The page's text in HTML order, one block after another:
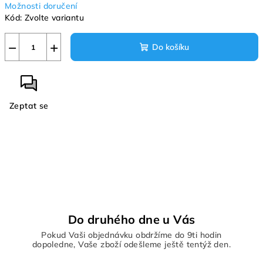
Možnosti doručení
Kód: Zvolte variantu
+
− Do košíku
Zeptat se
Do druhého dne u Vás
Pokud Vaši objednávku obdržíme do 9ti hodin
dopoledne, Vaše zboží odešleme ještě tentýž den.